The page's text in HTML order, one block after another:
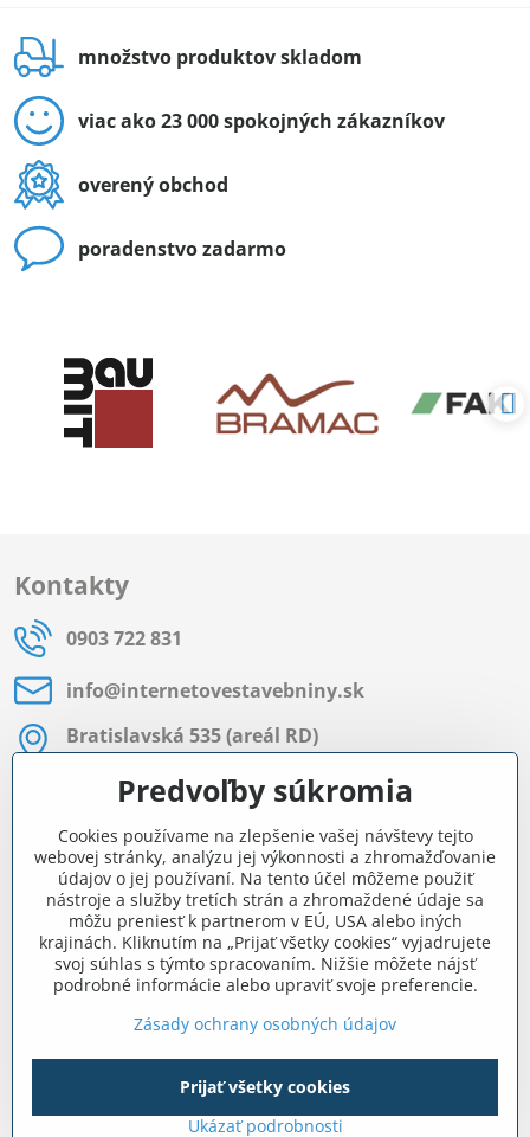
množstvo produktov skladom
viac ako 23 000 spokojných zákazníkov
overený obchod
poradenstvo zadarmo
Kontakty
0903 722 831
info​@internetovestavebniny​.sk
Bratislavská 535 (areál RD)
Most pri Bratislave
Pon - Pia 8:00 - 11:30 a 12:15 - 15:30
Facebook
Navigácia
Všetko o nákupe
©2026Copyright
Predvoľby súkromiaZásady ochrany osobných údajov
Predvoľby súkromia
Cookies používame na zlepšenie vašej návštevy tejto
webovej stránky, analýzu jej výkonnosti a zhromažďovanie
údajov o jej používaní. Na tento účel môžeme použiť
nástroje a služby tretích strán a zhromaždené údaje sa
môžu preniesť k partnerom v EÚ, USA alebo iných
krajinách. Kliknutím na „Prijať všetky cookies“ vyjadrujete
svoj súhlas s týmto spracovaním. Nižšie môžete nájsť
podrobné informácie alebo upraviť svoje preferencie.
Zásady ochrany osobných údajov
Ukázať podrobnosti
Prijať všetky cookies